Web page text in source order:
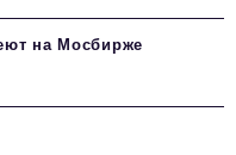
на Мосбирже